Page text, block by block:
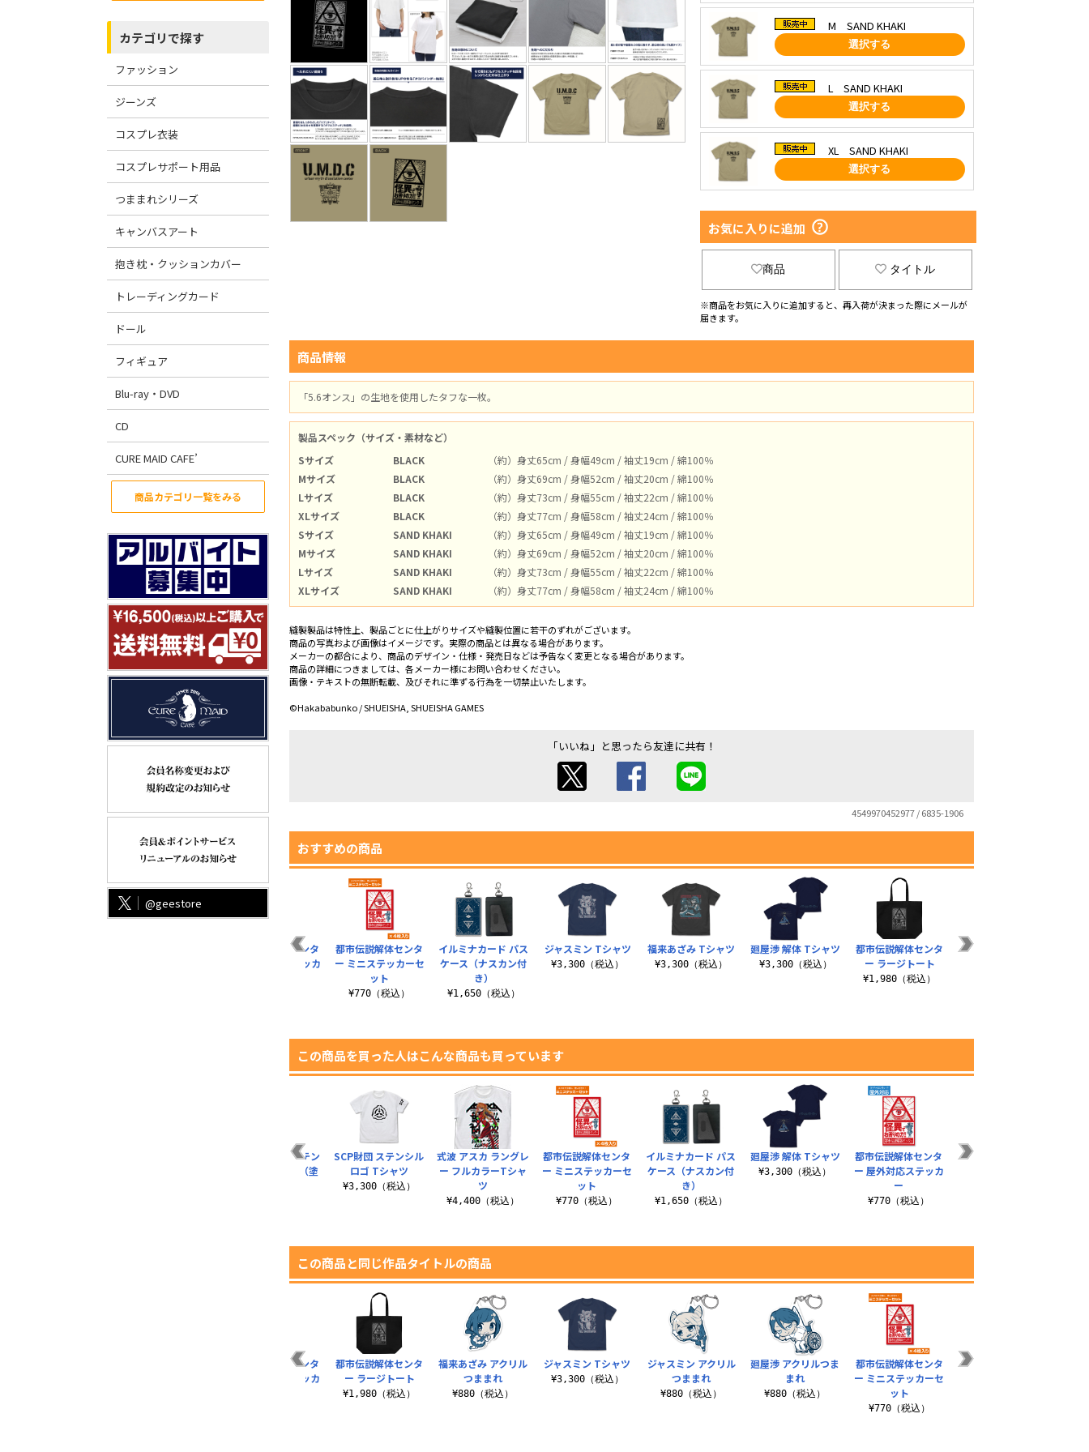
カテゴリで探す
ファッション
ジーンズ
コスプレ衣装
コスプレサポート用品
つままれシリーズ
キャンバスアート
抱き枕・クッションカバー
トレーディングカード
ドール
フィギュア
Blu-ray・DVD
CD
CURE MAID CAFE’
商品カテゴリ一覧をみる
@geestore
M SAND KHAKI
選択する
L SAND KHAKI
選択する
XL SAND KHAKI
選択する
お気に入りに追加
商品 タイトル
※商品をお気に入りに追加すると、再入荷が決まった際にメールが
届きます。
商品情報
「5.6オンス」の生地を使用したタフな一枚。
製品スペック（サイズ・素材など）
Sサイズ
BLACK
（約）身丈65cm / 身幅49cm / 袖丈19cm / 綿100％
Mサイズ
BLACK
（約）身丈69cm / 身幅52cm / 袖丈20cm / 綿100％
Lサイズ
BLACK
（約）身丈73cm / 身幅55cm / 袖丈22cm / 綿100％
XLサイズ
BLACK
（約）身丈77cm / 身幅58cm / 袖丈24cm / 綿100％
Sサイズ
SAND KHAKI
（約）身丈65cm / 身幅49cm / 袖丈19cm / 綿100％
Mサイズ
SAND KHAKI
（約）身丈69cm / 身幅52cm / 袖丈20cm / 綿100％
Lサイズ
SAND KHAKI
（約）身丈73cm / 身幅55cm / 袖丈22cm / 綿100％
XLサイズ
SAND KHAKI （約）身丈77cm / 身幅58cm / 袖丈24cm / 綿100％
縫製製品は特性上、製品ごとに仕上がりサイズや縫製位置に若干のずれがございます。
商品の写真および画像はイメージです。実際の商品とは異なる場合があります。
メーカーの都合により、商品のデザイン・仕様・発売日などは予告なく変更となる場合があります。
商品の詳細につきましては、各メーカー様にお問い合わせください。
画像・テキストの無断転載、及びそれに準ずる行為を一切禁止いたします。
©Hakababunko / SHUEISHA, SHUEISHA GAMES
「いいね」と思ったら友達に共有！
4549970452977 / 6835-1906
おすすめの商品
ジャスミン Tシャツ
¥3,300（税込）
福来あざみ Tシャツ
¥3,300（税込）
廻屋渉 解体 Tシャツ
¥3,300（税込）
都市伝説解体センタ
ー ラージトート
¥1,980（税込）
都市伝説解体センタ
ー 屋外対応ステッカ
都市伝説解体センタ
ー ミニステッカーセ
ット
¥770（税込）
イルミナカード パス
ケース（ナスカン付
き）
¥1,650（税込）
この商品を買った人はこんな商品も買っています
都市伝説解体センタ
ー ミニステッカーセ
ット
¥770（税込）
イルミナカード パス
ケース（ナスカン付
き）
¥1,650（税込）
廻屋渉 解体 Tシャツ
¥3,300（税込）
都市伝説解体センタ
ー 屋外対応ステッカ
ー
¥770（税込）
都市伝説解体センタ
SCP財団 二層ステン
レスマグカップ（塗
SCP財団 ステンシル
ロゴ Tシャツ
¥3,300（税込）
式波 アスカ ラングレ
ー フルカラーTシャ
ツ
¥4,400（税込）
この商品と同じ作品タイトルの商品
ジャスミン Tシャツ
¥3,300（税込）
ジャスミン アクリル
つままれ
¥880（税込）
廻屋渉 アクリルつま
まれ
¥880（税込）
都市伝説解体センタ
ー ミニステッカーセ
ット
¥770（税込）
廻屋渉 解体 Tシャツ
都市伝説解体センタ
ー 屋外対応ステッカ
都市伝説解体センタ
ー ラージトート
¥1,980（税込）
福来あざみ アクリル
つままれ
¥880（税込）